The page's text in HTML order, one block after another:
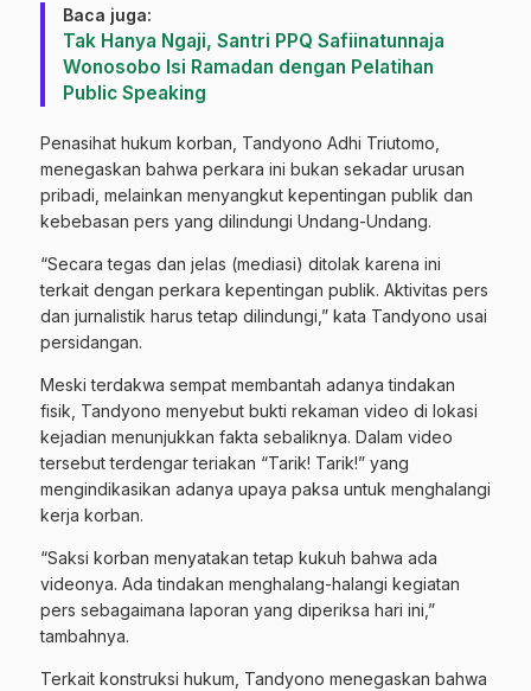
Baca juga:
Tak Hanya Ngaji, Santri PPQ Safiinatunnaja
Wonosobo Isi Ramadan dengan Pelatihan
Public Speaking
​Penasihat hukum korban, Tandyono Adhi Triutomo,
menegaskan bahwa perkara ini bukan sekadar urusan
pribadi, melainkan menyangkut kepentingan publik dan
kebebasan pers yang dilindungi Undang-Undang.
“Secara tegas dan jelas (mediasi) ditolak karena ini
terkait dengan perkara kepentingan publik. Aktivitas pers
dan jurnalistik harus tetap dilindungi,” kata Tandyono usai
persidangan.
Meski terdakwa sempat membantah adanya tindakan
fisik, Tandyono menyebut bukti rekaman video di lokasi
kejadian menunjukkan fakta sebaliknya. Dalam video
tersebut terdengar teriakan “Tarik! Tarik!” yang
mengindikasikan adanya upaya paksa untuk menghalangi
kerja korban.
“Saksi korban menyatakan tetap kukuh bahwa ada
videonya. Ada tindakan menghalang-halangi kegiatan
pers sebagaimana laporan yang diperiksa hari ini,”
tambahnya.
Terkait konstruksi hukum, Tandyono menegaskan bahwa